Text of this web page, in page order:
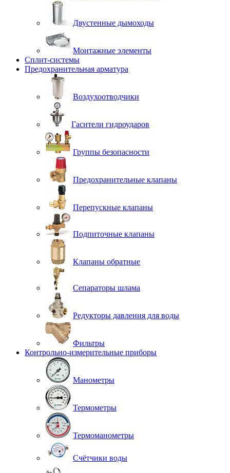
Двустенные дымоходы
Монтажные элементы
Сплит-системы
Предохранительная арматура
Воздухоотводчики
Гасители гидроударов
Группы безопасности
Предохранительные клапаны
Перепускные клапаны
Подпиточные клапаны
Клапаны обратные
Сепараторы шлама
Редукторы давления для воды
Фильтры
Контрольно-измерительные приборы
Манометры
Термометры
Термоманометры
Счётчики воды